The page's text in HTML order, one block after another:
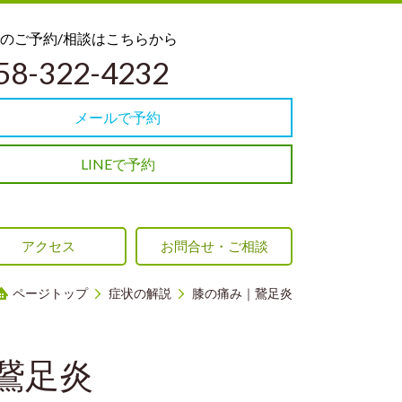
でのご予約/相談はこちらから
322-4232
メールで予約
LINEで予約
アクセス お問合せ・ご相談
ページトップ 症状の解説 膝の痛み｜鵞足炎
足炎